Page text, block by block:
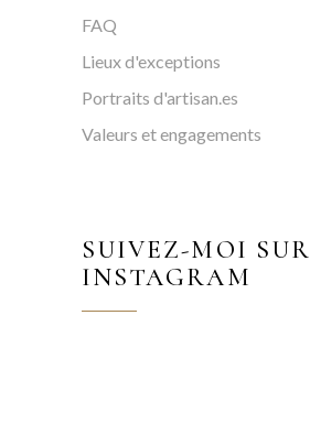
FAQ
Lieux d'exceptions
Portraits d'artisan.es
Valeurs et engagements
SUIVEZ-MOI SUR
INSTAGRAM